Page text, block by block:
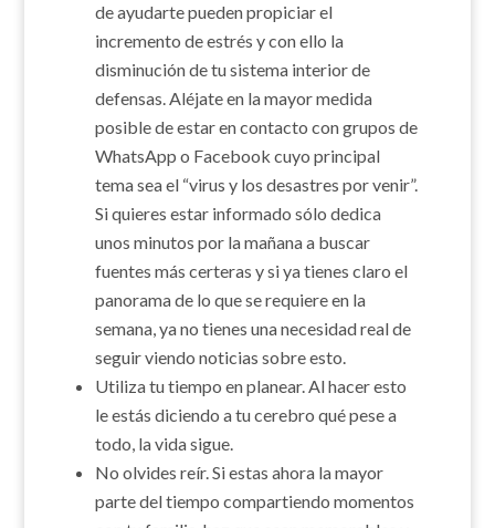
de ayudarte pueden propiciar el
incremento de estrés y con ello la
disminución de tu sistema interior de
defensas. Aléjate en la mayor medida
posible de estar en contacto con grupos de
WhatsApp o Facebook cuyo principal
tema sea el “virus y los desastres por venir”.
Si quieres estar informado sólo dedica
unos minutos por la mañana a buscar
fuentes más certeras y si ya tienes claro el
panorama de lo que se requiere en la
semana, ya no tienes una necesidad real de
seguir viendo noticias sobre esto.
Utiliza tu tiempo en planear. Al hacer esto
le estás diciendo a tu cerebro qué pese a
todo, la vida sigue.
No olvides reír. Si estas ahora la mayor
parte del tiempo compartiendo momentos